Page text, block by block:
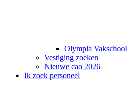
Olympia Vakschool
Vestiging zoeken
Nieuwe cao 2026
Ik zoek personeel